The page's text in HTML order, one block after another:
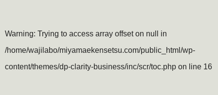
Warning: Trying to access array offset on null in
/home/wajilabo/miyamaekensetsu.com/public_html/wp-
content/themes/dp-clarity-business/inc/scr/toc.php on line 16